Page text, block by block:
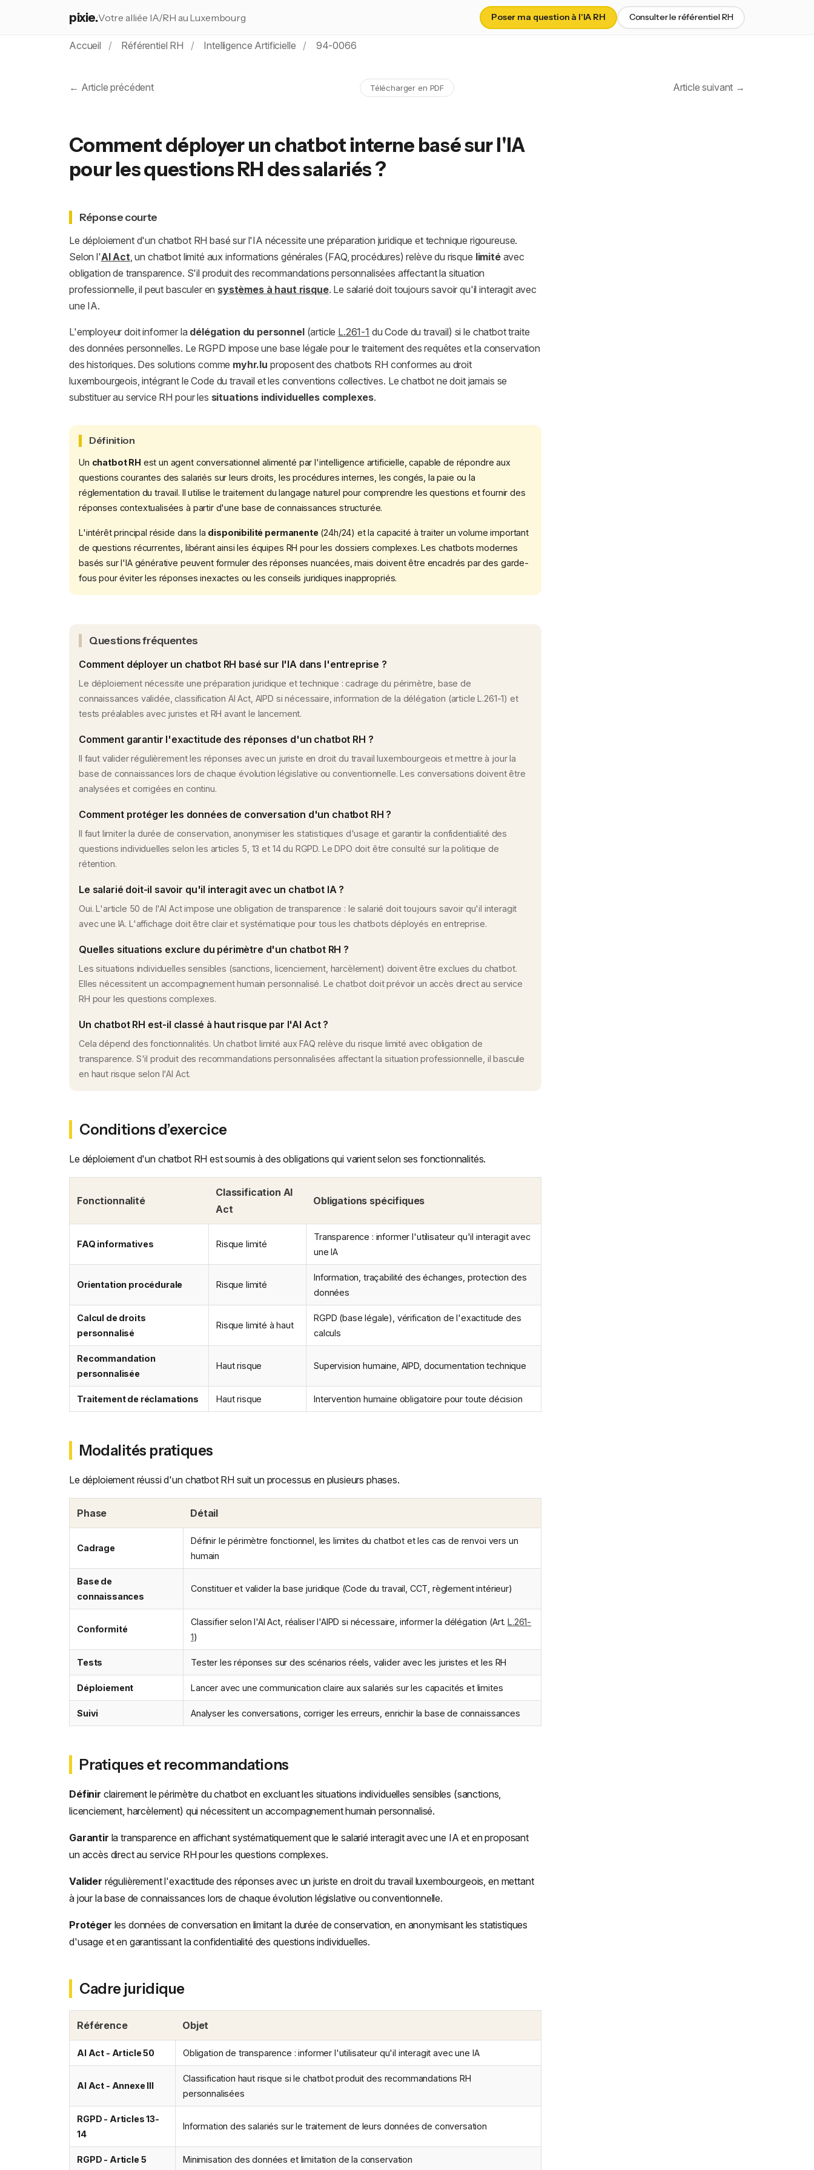
pixie.Votre alliée IA/RH au Luxembourg Poser ma question à l'IA RH Consulter le référentiel RH
Accueil Référentiel RH Intelligence Artificielle 94-0066
← Article précédent Télécharger en PDF Article suivant →
Comment déployer un chatbot interne basé sur l'IA
pour les questions RH des salariés ?
Réponse courte
Le déploiement d'un chatbot RH basé sur l'IA nécessite une préparation juridique et technique rigoureuse.
Selon l'AI Act, un chatbot limité aux informations générales (FAQ, procédures) relève du risque limitéavec
obligation de transparence. S'il produit des recommandations personnalisées affectant la situation
professionnelle, il peut basculer en systèmes à haut risque. Le salarié doit toujours savoir qu'il interagit avec
une IA.
L'employeur doit informer la délégation du personnel(article L.261-1 du Code du travail) si le chatbot traite
des données personnelles. Le RGPD impose une base légale pour le traitement des requêtes et la conservation
des historiques. Des solutions comme myhr.lu proposent des chatbots RH conformes au droit
luxembourgeois, intégrant le Code du travail et les conventions collectives. Le chatbot ne doit jamais se
substituer au service RH pour les situations individuelles complexes.
Définition
Un chatbot RH est un agent conversationnel alimenté par l'intelligence artificielle, capable de répondre aux
questions courantes des salariés sur leurs droits, les procédures internes, les congés, la paie ou la
réglementation du travail. Il utilise le traitement du langage naturel pour comprendre les questions et fournir des
réponses contextualisées à partir d'une base de connaissances structurée.
L'intérêt principal réside dans la disponibilité permanente (24h/24) et la capacité à traiter un volume important
de questions récurrentes, libérant ainsi les équipes RH pour les dossiers complexes. Les chatbots modernes
basés sur l'IA générative peuvent formuler des réponses nuancées, mais doivent être encadrés par des garde-
fous pour éviter les réponses inexactes ou les conseils juridiques inappropriés.
Questions fréquentes
Comment déployer un chatbot RH basé sur l'IA dans l'entreprise ?
Le déploiement nécessite une préparation juridique et technique : cadrage du périmètre, base de
connaissances validée, classification AI Act, AIPD si nécessaire, information de la délégation (article L.261-1) et
tests préalables avec juristes et RH avant le lancement.
Comment garantir l'exactitude des réponses d'un chatbot RH ?
Il faut valider régulièrement les réponses avec un juriste en droit du travail luxembourgeois et mettre à jour la
base de connaissances lors de chaque évolution législative ou conventionnelle. Les conversations doivent être
analysées et corrigées en continu.
Comment protéger les données de conversation d'un chatbot RH ?
Il faut limiter la durée de conservation, anonymiser les statistiques d'usage et garantir la confidentialité des
questions individuelles selon les articles 5, 13 et 14 du RGPD. Le DPO doit être consulté sur la politique de
rétention.
Le salarié doit-il savoir qu'il interagit avec un chatbot IA ?
Oui. L'article 50 de l'AI Act impose une obligation de transparence : le salarié doit toujours savoir qu'il interagit
avec une IA. L'affichage doit être clair et systématique pour tous les chatbots déployés en entreprise.
Quelles situations exclure du périmètre d'un chatbot RH ?
Les situations individuelles sensibles (sanctions, licenciement, harcèlement) doivent être exclues du chatbot.
Elles nécessitent un accompagnement humain personnalisé. Le chatbot doit prévoir un accès direct au service
RH pour les questions complexes.
Un chatbot RH est-il classé à haut risque par l'AI Act ?
Cela dépend des fonctionnalités. Un chatbot limité aux FAQ relève du risque limité avec obligation de
transparence. S'il produit des recommandations personnalisées affectant la situation professionnelle, il bascule
en haut risque selon l'AI Act.
Conditions d’exercice
Le déploiement d'un chatbot RH est soumis à des obligations qui varient selon ses fonctionnalités.
Fonctionnalité
Classification AI
Act
Obligations spécifiques
FAQ informatives Risque limité
Transparence : informer l'utilisateur qu'il interagit avec
une IA
Orientation procédurale Risque limité
Information, traçabilité des échanges, protection des
données
Calcul de droits
personnalisé
Risque limité à haut
RGPD (base légale), vérification de l'exactitude des
calculs
Recommandation
personnalisée
Haut risque Supervision humaine, AIPD, documentation technique
Traitement de réclamations Haut risque Intervention humaine obligatoire pour toute décision
Modalités pratiques
Le déploiement réussi d'un chatbot RH suit un processus en plusieurs phases.
Phase Détail
Cadrage
Définir le périmètre fonctionnel, les limites du chatbot et les cas de renvoi vers un
humain
Base de
connaissances
Constituer et valider la base juridique (Code du travail, CCT, règlement intérieur)
Conformité
Classifier selon l'AI Act, réaliser l'AIPD si nécessaire, informer la délégation (Art.L.261-
1)
Tests Tester les réponses sur des scénarios réels, valider avec les juristes et les RH
Déploiement Lancer avec une communication claire aux salariés sur les capacités et limites
Suivi Analyser les conversations, corriger les erreurs, enrichir la base de connaissances
Pratiques et recommandations
Définir clairement le périmètre du chatbot en excluant les situations individuelles sensibles (sanctions,
licenciement, harcèlement) qui nécessitent un accompagnement humain personnalisé.
Garantir la transparence en affichant systématiquement que le salarié interagit avec une IA et en proposant
un accès direct au service RH pour les questions complexes.
Valider régulièrement l'exactitude des réponses avec un juriste en droit du travail luxembourgeois, en mettant
à jour la base de connaissances lors de chaque évolution législative ou conventionnelle.
Protéger les données de conversation en limitant la durée de conservation, en anonymisant les statistiques
d'usage et en garantissant la confidentialité des questions individuelles.
Cadre juridique
Référence Objet
AI Act - Article 50 Obligation de transparence : informer l'utilisateur qu'il interagit avec une IA
AI Act - Annexe III
Classification haut risque si le chatbot produit des recommandations RH
personnalisées
RGPD - Articles 13-
14
Information des salariés sur le traitement de leurs données de conversation
RGPD - Article 5 Minimisation des données et limitation de la conservation